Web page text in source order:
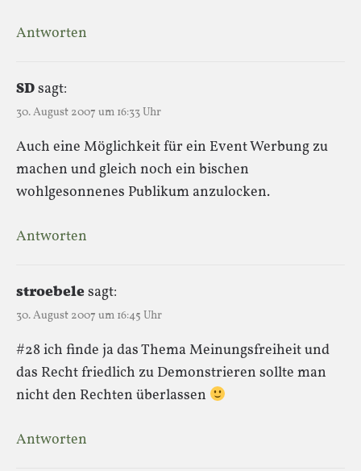
Antworten
SDsagt:
30. August 2007 um 16:33 Uhr
Auch eine Möglichkeit für ein Event Werbung zu
machen und gleich noch ein bischen
wohlgesonnenes Publikum anzulocken.
Antworten
stroebelesagt:
30. August 2007 um 16:45 Uhr
#28 ich finde ja das Thema Meinungsfreiheit und
das Recht friedlich zu Demonstrieren sollte man
nicht den Rechten überlassen
Antworten